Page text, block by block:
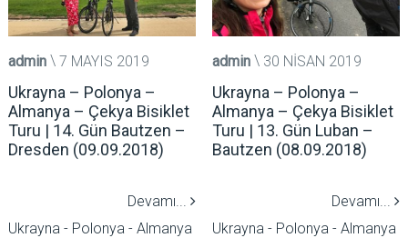
admin 7 MAYIS 2019
Ukrayna – Polonya –
Almanya – Çekya Bisiklet
Turu | 14. Gün Bautzen –
Dresden (09.09.2018)
Devamı...
Ukrayna - Polonya - Almanya
admin 30 NISAN 2019
Ukrayna – Polonya –
Almanya – Çekya Bisiklet
Turu | 13. Gün Luban –
Bautzen (08.09.2018)
Devamı...
Ukrayna - Polonya - Almanya